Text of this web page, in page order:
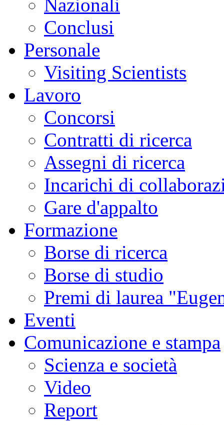
Nazionali
Conclusi
Personale
Visiting Scientists
Lavoro
Concorsi
Contratti di ricerca
Assegni di ricerca
Incarichi di
Gare d'appalto
Formazione
Borse di ricerca
Borse di studio
Premi di laurea
Eventi
Comunicazione e stampa
Scienza e società
Video
Report